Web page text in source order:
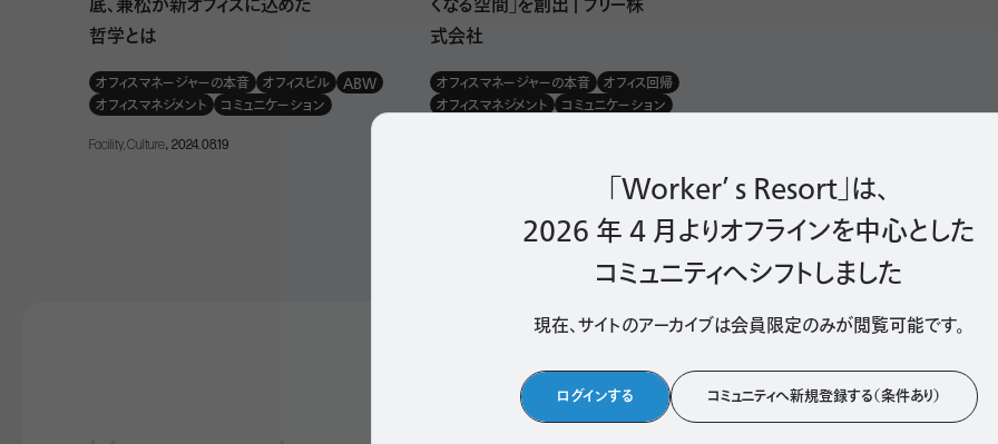
「Worker’ s Resort」は、
2026 年 4 月よりオフラインを中心とした
コミュニティへシフトしました
現在、サイトのアーカイブは会員限定のみが閲覧可能です。
ログインする コミュニティへ新規登録する（条件あり）
底、兼松が新オフィスに込めた
哲学とは
オフィスマネージャーの本音 オフィスビル
ABW
オフィスマネジメント
コミュニケーション
Facility, Culture, 2024.08.19
くなる空間」を創出 ｜ フリー株
式会社
オフィスマネージャーの本音
オフィス回帰
オフィスマネジメント
コミュニケーション